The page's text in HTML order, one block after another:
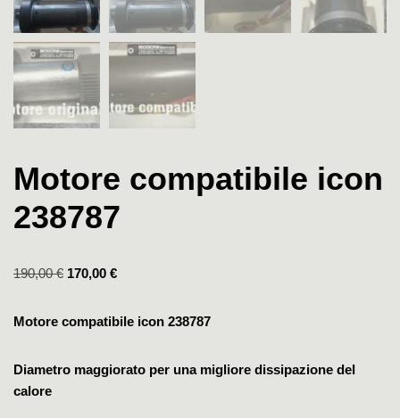
Motore compatibile icon
238787
190,00€ 170,00 €
Motore compatibile icon 238787
Diametro maggiorato per una migliore dissipazione del
calore